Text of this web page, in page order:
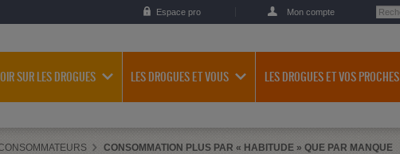
Espace pro Mon compte
SUR LES DROGUES LES DROGUES ET VOUS LES DROGUES ET VOS PROCHES
CONSOMMATION PLUS PAR « HABITUDE » QUE PAR MANQUE